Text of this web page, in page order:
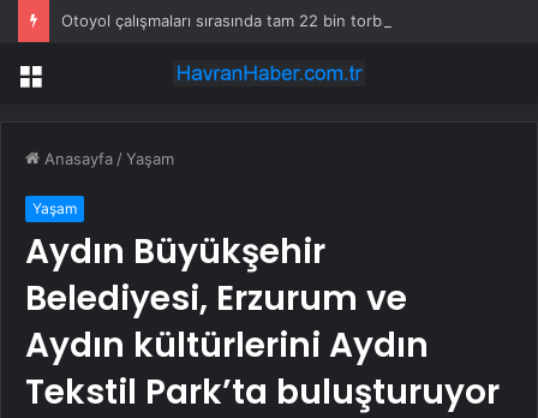
Otoyol çalışmaları sırasında tam 22 bin torba altın çıkarıldı
Menü
Anasayfa /Yaşam
Yaşam
Aydın Büyükşehir
Belediyesi, Erzurum ve
Aydın kültürlerini Aydın
Tekstil Park’ta buluşturuyor